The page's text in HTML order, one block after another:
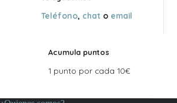
Teléfono, chat o email
Acumula puntos
1 punto por cada 10€